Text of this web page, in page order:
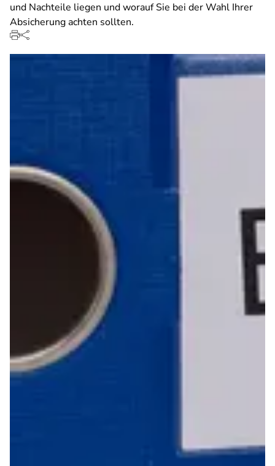
und Nachteile liegen und worauf Sie bei der Wahl Ihrer
Absicherung achten sollten.